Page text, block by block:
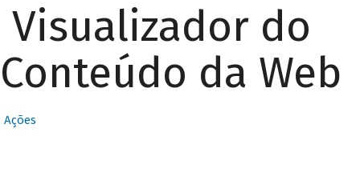
Visualizador do
Conteúdo da Web
Ações